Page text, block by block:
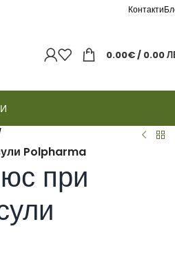
Контакти
0.00€/ 0.00
Polpharma
при